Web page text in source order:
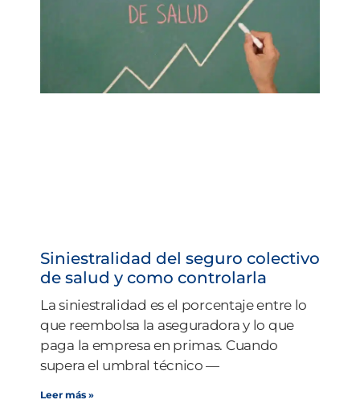
Siniestralidad del seguro colectivo
de salud y como controlarla
La siniestralidad es el porcentaje entre lo
que reembolsa la aseguradora y lo que
paga la empresa en primas. Cuando
supera el umbral técnico —
Leer más »